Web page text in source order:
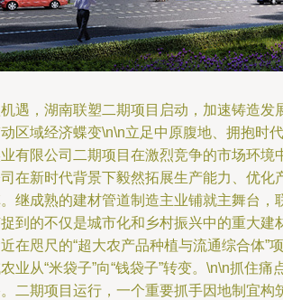
遇，湖南联塑二期项目启动，加速铸造
区域经济蝶变\n\n立足中原腹地、拥抱时
有限公司二期项目在激烈竞争的市场环境
在新时代背景下毅然拓展生产能力、优化
继成熟的建材管道制造主业铺就主舞台，
到的不仅是城市化和乡村振兴中的重大建
在咫尺的“超大农产品种植与流通综合体”
业从“米袋子”向“钱袋子”转变。\n\n抓住痛
二期项目运行，一个重要抓手因地制宜构